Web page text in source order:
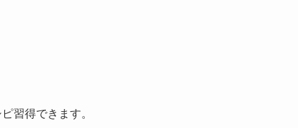
習得できます。